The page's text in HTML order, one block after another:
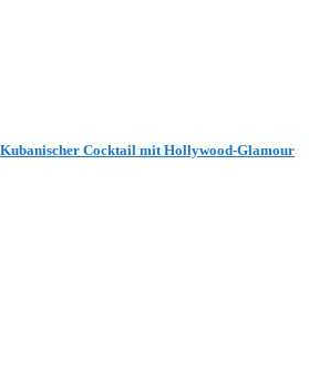
Cocktail mit Hollywood-Glamour